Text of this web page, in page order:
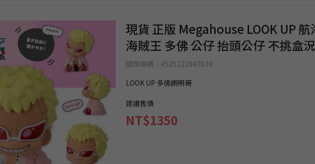
現貨 正版 Megahouse LOOK UP
海賊王 多佛 公仔 抬頭公仔 不挑盒況
國際條碼：4535123847639
LOOK UP 多佛朗明哥
建議售價
NT$1350